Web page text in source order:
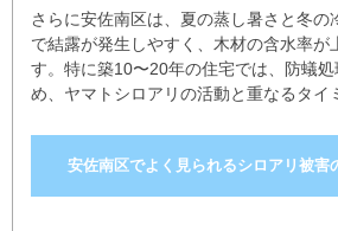
さらに安佐南区は、夏の蒸し暑さと冬の
で結露が発生しやすく、木材の含水率が
す。特に築10〜20年の住宅では、防蟻
め、ヤマトシロアリの活動と重なるタイ
安佐南区でよく見られるシロアリ被害